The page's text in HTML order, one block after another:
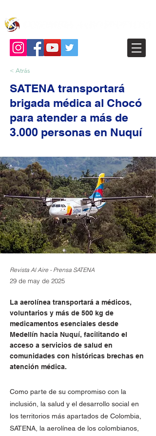
< Atrás
SATENA transportará
brigada médica al Chocó
para atender a más de
3.000 personas en Nuquí
Revista Al Aire - Prensa SATENA
29 de may de 2025
La aerolínea transportará a médicos,
voluntarios y más de 500 kg de
medicamentos esenciales desde
Medellín hacia Nuquí, facilitando el
acceso a servicios de salud en
comunidades con históricas brechas en
atención médica.
Como parte de su compromiso con la
inclusión, la salud y el desarrollo social en
los territorios más apartados de Colombia,
SATENA, la aerolínea de los colombianos,